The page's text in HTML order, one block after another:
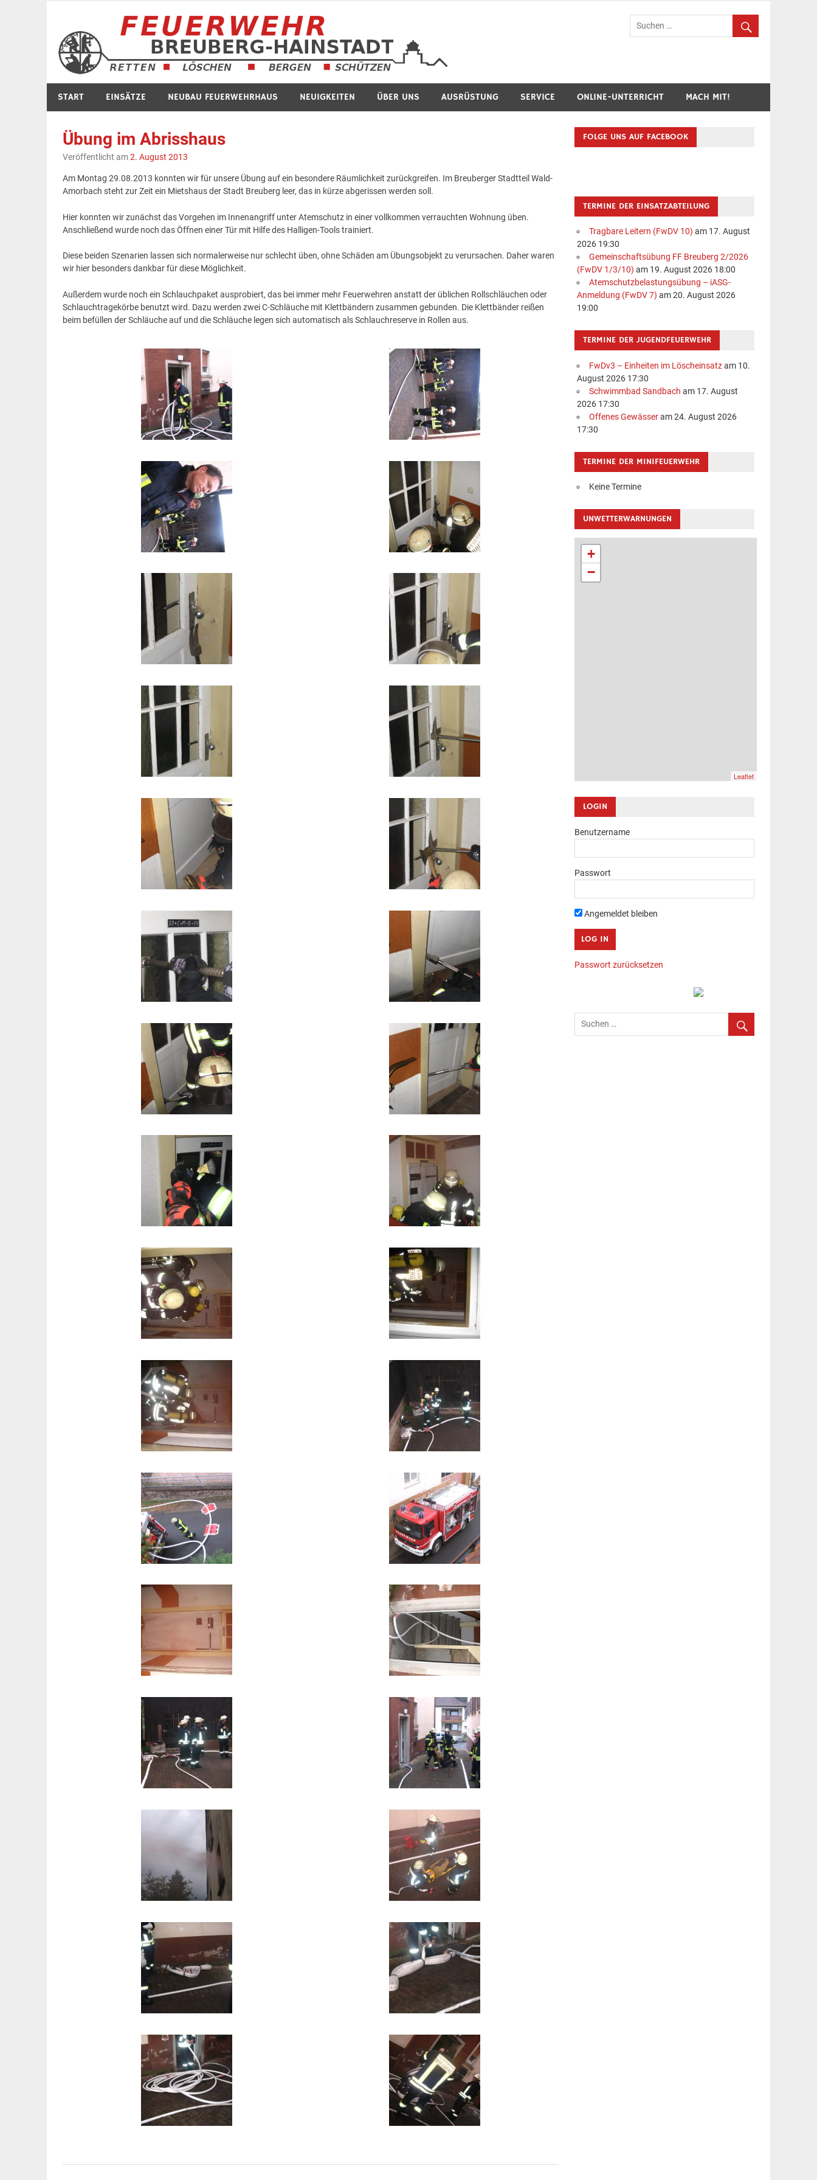
springen
Feuerwehr Breuberg-Hainstadt
START EINSÄTZE NEUBAU FEUERWEHRHAUS NEUIGKEITEN ÜBER UNS AUSRÜSTUNG SERVICE ONLINE-UNTERRICHT MACH MIT!
Übung im Abrisshaus
Veröffentlicht am2. August 2013
Am Montag 29.08.2013 konnten wir für unsere Übung auf ein besondere Räumlichkeit zurückgreifen. Im Breuberger Stadtteil Wald-
Amorbach steht zur Zeit ein Mietshaus der Stadt Breuberg leer, das in kürze abgerissen werden soll.
Hier konnten wir zunächst das Vorgehen im Innenangriff unter Atemschutz in einer vollkommen verrauchten Wohnung üben.
Anschließend wurde noch das Öffnen einer Tür mit Hilfe des Halligen-Tools trainiert.
Diese beiden Szenarien lassen sich normalerweise nur schlecht üben, ohne Schäden am Übungsobjekt zu verursachen. Daher waren
wir hier besonders dankbar für diese Möglichkeit.
Außerdem wurde noch ein Schlauchpaket ausprobiert, das bei immer mehr Feuerwehren anstatt der üblichen Rollschläuchen oder
Schlauchtragekörbe benutzt wird. Dazu werden zwei C-Schläuche mit Klettbändern zusammen gebunden. Die Klettbänder reißen
beim befüllen der Schläuche auf und die Schläuche legen sich automatisch als Schlauchreserve in Rollen aus.
FOLGE UNS AUF FACEBOOK
TERMINE DER EINSATZABTEILUNG
Tragbare Leitern (FwDV 10) am 17. August
2026 19:30
Gemeinschaftsübung FF Breuberg 2/2026
(FwDV 1/3/10) am 19. August 2026 18:00
Atemschutzbelastungsübung – iASG-
Anmeldung (FwDV 7) am 20. August 2026
19:00
TERMINE DER JUGENDFEUERWEHR
FwDv3 – Einheiten im Löscheinsatzam 10.
August 2026 17:30
Schwimmbad Sandbach am 17. August
2026 17:30
Offenes Gewässeram 24. August 2026
17:30
TERMINE DER MINIFEUERWEHR
Keine Termine
UNWETTERWARNUNGEN
+
−
Leaflet
LOGIN
Benutzername
Passwort
Angemeldet bleiben
Passwort zurücksetzen